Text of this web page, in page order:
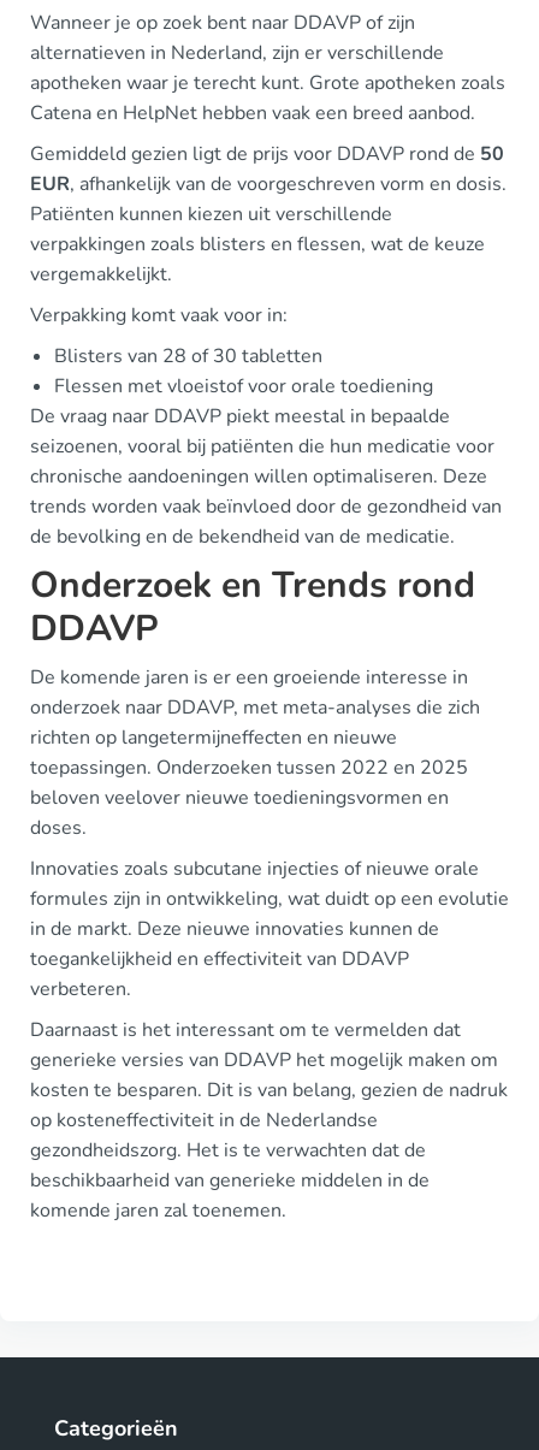
Wanneer je op zoek bent naar DDAVP of zijn
alternatieven in Nederland, zijn er verschillende
apotheken waar je terecht kunt. Grote apotheken zoals
Catena en HelpNet hebben vaak een breed aanbod.
Gemiddeld gezien ligt de prijs voor DDAVP rond de 50
EUR, afhankelijk van de voorgeschreven vorm en dosis.
Patiënten kunnen kiezen uit verschillende
verpakkingen zoals blisters en flessen, wat de keuze
vergemakkelijkt.
Verpakking komt vaak voor in:
Blisters van 28 of 30 tabletten
Flessen met vloeistof voor orale toediening
De vraag naar DDAVP piekt meestal in bepaalde
seizoenen, vooral bij patiënten die hun medicatie voor
chronische aandoeningen willen optimaliseren. Deze
trends worden vaak beïnvloed door de gezondheid van
de bevolking en de bekendheid van de medicatie.
Onderzoek en Trends rond
DDAVP
De komende jaren is er een groeiende interesse in
onderzoek naar DDAVP, met meta-analyses die zich
richten op langetermijneffecten en nieuwe
toepassingen. Onderzoeken tussen 2022 en 2025
beloven veelover nieuwe toedieningsvormen en
doses.
Innovaties zoals subcutane injecties of nieuwe orale
formules zijn in ontwikkeling, wat duidt op een evolutie
in de markt. Deze nieuwe innovaties kunnen de
toegankelijkheid en effectiviteit van DDAVP
verbeteren.
Daarnaast is het interessant om te vermelden dat
generieke versies van DDAVP het mogelijk maken om
kosten te besparen. Dit is van belang, gezien de nadruk
op kosteneffectiviteit in de Nederlandse
gezondheidszorg. Het is te verwachten dat de
beschikbaarheid van generieke middelen in de
komende jaren zal toenemen.
Categorieën